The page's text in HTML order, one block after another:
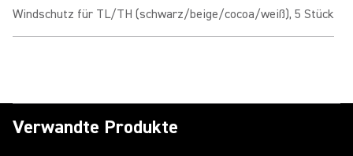
Windschutz für TL/TH (schwarz/beige/cocoa/weiß), 5 Stück
Verwandte Produkte